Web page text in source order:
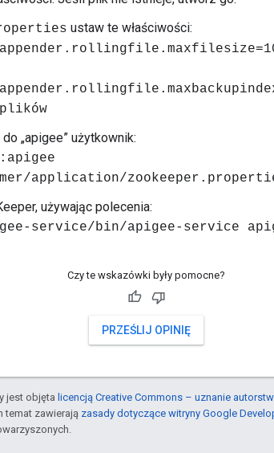
ustaw te właściwości:
„apigee” użytkownik:
application/
używając polecenia:
service/bin/apigee-service
Czy te wskazówki były pomocne?
PRZEŚLIJ OPINIĘ
jest objęta licencją Creative Commons – uznanie
temat zawierają zasady dotyczące witryny Google